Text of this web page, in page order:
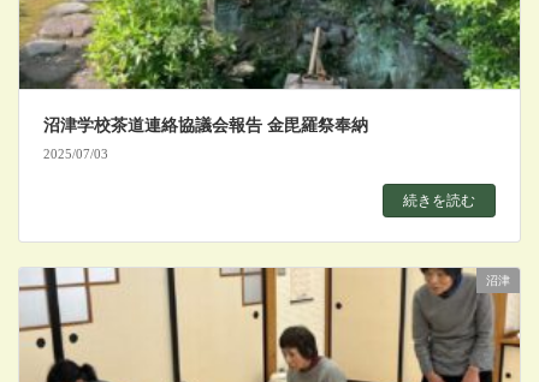
沼津学校茶道連絡協議会報告 金毘羅祭奉納
2025/07/03
続きを読む
沼津